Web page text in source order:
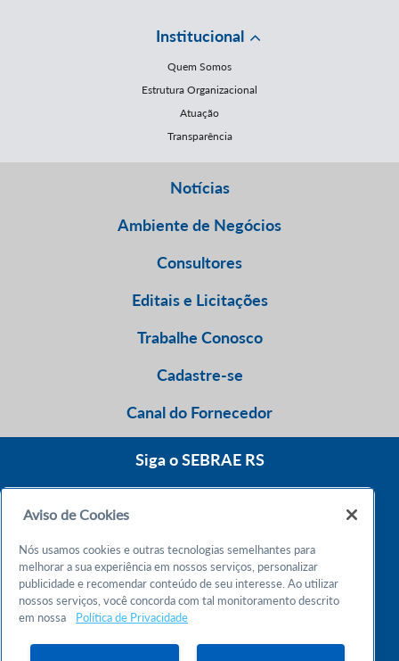
Institucional
Quem Somos
Estrutura Organizacional
Atuação
Transparência
Notícias
Ambiente de Negócios
Consultores
Editais e Licitações
Trabalhe Conosco
Cadastre-se
Canal do Fornecedor
Siga o SEBRAE RS
Atendimento 24h
Chame no WhatsApp
Aviso de Cookies
Nós usamos cookies e outras tecnologias semelhantes para
melhorar a sua experiência em nossos serviços, personalizar
publicidade e recomendar conteúdo de seu interesse. Ao utilizar
nossos serviços, você concorda com tal monitoramento descrito
em nossa
Política de Privacidade